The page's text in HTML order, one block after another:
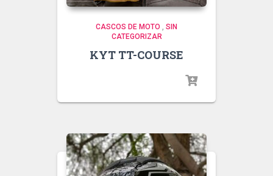
CASCOS DE MOTO , SIN
CATEGORIZAR
KYT TT-COURSE